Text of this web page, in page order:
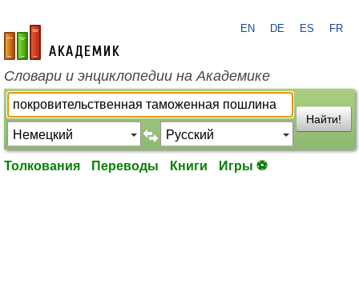
academic.ru
EN DE ES FR
Словари и энциклопедии на Академике
Найти!
Толкования Переводы Книги Игры ⚽